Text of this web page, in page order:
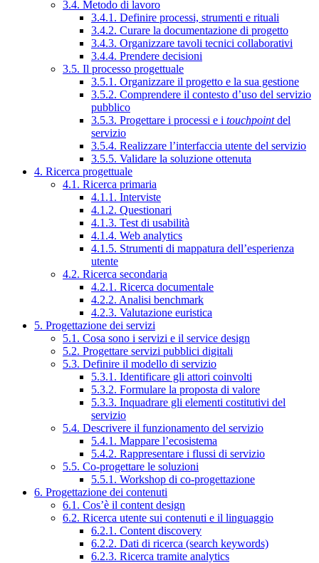
3.4. Metodo di lavoro
3.4.1. Definire processi, strumenti e rituali
3.4.2. Curare la documentazione di progetto
3.4.3. Organizzare tavoli tecnici collaborativi
3.4.4. Prendere decisioni
3.5. Il processo progettuale
3.5.1. Organizzare il progetto e la sua gestione
3.5.2. Comprendere il contesto d’uso del servizio
pubblico
3.5.3. Progettare i processi e i touchpointdel
servizio
3.5.4. Realizzare l’interfaccia utente del servizio
3.5.5. Validare la soluzione ottenuta
4. Ricerca progettuale
4.1. Ricerca primaria
4.1.1. Interviste
4.1.2. Questionari
4.1.3. Test di usabilità
4.1.4. Web analytics
4.1.5. Strumenti di mappatura dell’esperienza
utente
4.2. Ricerca secondaria
4.2.1. Ricerca documentale
4.2.2. Analisi benchmark
4.2.3. Valutazione euristica
5. Progettazione dei servizi
5.1. Cosa sono i servizi e il service design
5.2. Progettare servizi pubblici digitali
5.3. Definire il modello di servizio
5.3.1. Identificare gli attori coinvolti
5.3.2. Formulare la proposta di valore
5.3.3. Inquadrare gli elementi costitutivi del
servizio
5.4. Descrivere il funzionamento del servizio
5.4.1. Mappare l’ecosistema
5.4.2. Rappresentare i flussi di servizio
5.5. Co-progettare le soluzioni
5.5.1. Workshop di co-progettazione
6. Progettazione dei contenuti
6.1. Cos’è il content design
6.2. Ricerca utente sui contenuti e il linguaggio
6.2.1. Content discovery
6.2.2. Dati di ricerca (search keywords)
6.2.3. Ricerca tramite analytics